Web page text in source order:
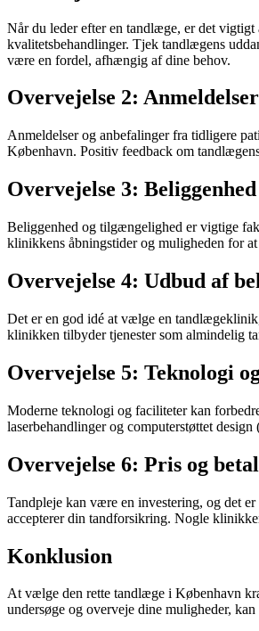
Når du leder efter en tandlæge, er det
kvalitetsbehandlinger. Tjek tandlægens
være en fordel, afhængig af dine behov.
Overvejelse 2:
Anmeldelser og anbefalinger fra tidligere
København. Positiv feedback om
Overvejelse 3:
Beliggenhed og tilgængelighed er vigtige
klinikkens åbningstider og muligheden for
Overvejelse 4: Udbud af
Det er en god idé at vælge en
klinikken tilbyder tjenester som almindelig
Overvejelse 5: Teknologi
Moderne teknologi og faciliteter kan
laserbehandlinger og computerstøttet
Overvejelse 6: Pris og
Tandpleje kan være en investering, og det
accepterer din tandforsikring. Nogle
Konklusion
At vælge den rette tandlæge i København
undersøge og overveje dine muligheder,